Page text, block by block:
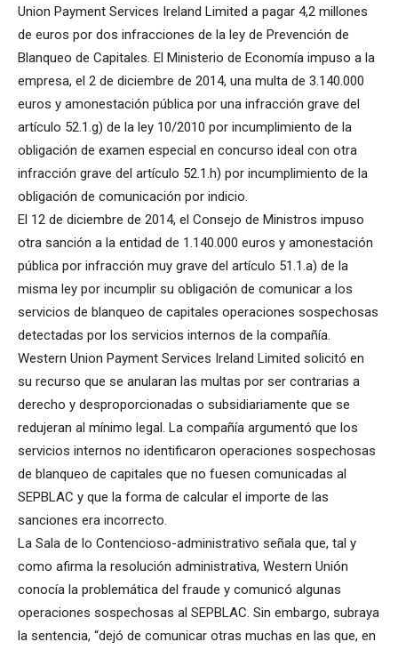
Union Payment Services Ireland Limited a pagar 4,2 millones
de euros por dos infracciones de la ley de Prevención de
Blanqueo de Capitales. El Ministerio de Economía impuso a la
empresa, el 2 de diciembre de 2014, una multa de 3.140.000
euros y amonestación pública por una infracción grave del
artículo 52.1.g) de la ley 10/2010 por incumplimiento de la
obligación de examen especial en concurso ideal con otra
infracción grave del artículo 52.1.h) por incumplimiento de la
obligación de comunicación por indicio.
El 12 de diciembre de 2014, el Consejo de Ministros impuso
otra sanción a la entidad de 1.140.000 euros y amonestación
pública por infracción muy grave del artículo 51.1.a) de la
misma ley por incumplir su obligación de comunicar a los
servicios de blanqueo de capitales operaciones sospechosas
detectadas por los servicios internos de la compañía.
Western Union Payment Services Ireland Limited solicitó en
su recurso que se anularan las multas por ser contrarias a
derecho y desproporcionadas o subsidiariamente que se
redujeran al mínimo legal. La compañía argumentó que los
servicios internos no identificaron operaciones sospechosas
de blanqueo de capitales que no fuesen comunicadas al
SEPBLAC y que la forma de calcular el importe de las
sanciones era incorrecto.
La Sala de lo Contencioso-administrativo señala que, tal y
como afirma la resolución administrativa, Western Unión
conocía la problemática del fraude y comunicó algunas
operaciones sospechosas al SEPBLAC. Sin embargo, subraya
la sentencia, “dejó de comunicar otras muchas en las que, en